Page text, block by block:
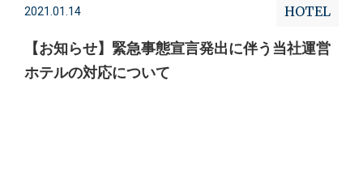
2021.01.14 HOTEL
【お知らせ】緊急事態宣言発出に伴う当社運営
ホテルの対応について